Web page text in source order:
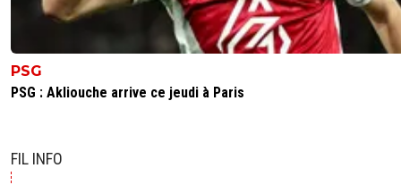
PSG
PSG : Akliouche arrive ce jeudi à Paris
FIL INFO